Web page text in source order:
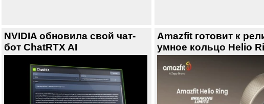
NVIDIA обновила свой чат-
бот ChatRTX AI
Amazfit готовит к
умное кольцо Helio